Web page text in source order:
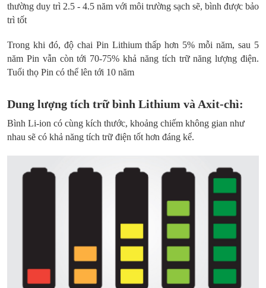
thường duy trì 2.5 - 4.5 năm với môi trường sạch sẽ, bình được bảo
trì tốt
Trong khi đó, độ chai Pin Lithium thấp hơn 5% mỗi năm, sau 5
năm Pin vẫn còn tới 70-75% khả năng tích trữ năng lượng điện.
Tuổi thọ Pin có thể lên tới 10 năm
Dung lượng tích trữ bình Lithium và Axit-chì:
Bình Li-ion có cùng kích thước, khoảng chiếm không gian như
nhau sẽ có khả năng tích trữ điện tốt hơn đáng kể.